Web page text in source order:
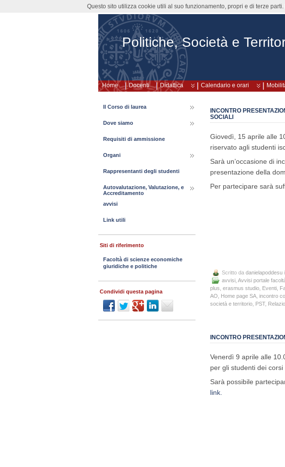
Politiche, Società e
Home Docenti Didattica Calendario e orari
INCONTRO
SOCIALI
Giovedì, 15 aprile alle
riservato agli studenti
Sarà un’occasione di
presentazione della
Per partecipare sarà
Scritto da danielapoddesu
avvisi Avvisi portale
plus erasmus studio Eventi
AO
Home page SA incontro
società e territorio PST,
INCONTRO
Venerdì 9 aprile alle
per gli studenti dei
Sarà possibile
link.
Il Corso di laurea
Dove siamo
Requisiti di ammissione
Organi
Rappresentanti degli studenti
Autovalutazione, Valutazione, e
Accreditamento
avvisi
Link utili
Siti di riferimento
Facoltà di scienze economiche
giuridiche e politiche
Condividi questa pagina
Questo sito utilizza cookie utili al suo funzionamento, propri e di terze